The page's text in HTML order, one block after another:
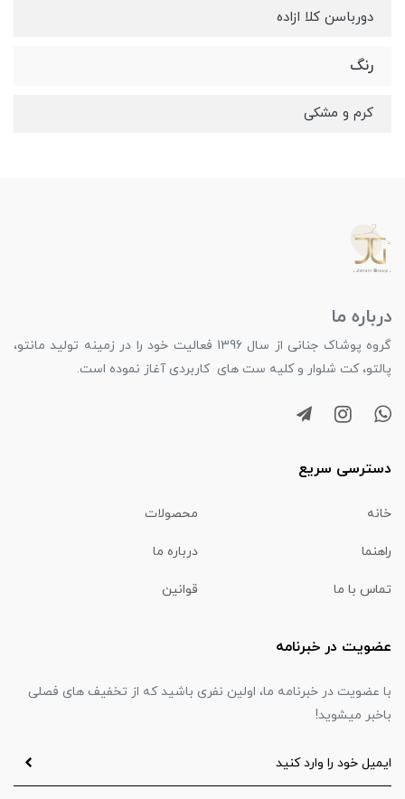
دورباسن کلا ازاده
رنگ
کرم و مشکی
درباره ما
گروه پوشاک جنانی از سال 1396 فعالیت خود را در زمینه تولید مانتو،
پالتو، کت شلوار و کلیه ست های کاربردی آغاز نموده است.
دسترسی سریع
خانه محصولات
راهنما درباره ما
تماس با ما قوانین
عضویت در خبرنامه
با عضویت در خبرنامه ما، اولین نفری باشید که از تخفیف های فصلی
باخبر میشوید!